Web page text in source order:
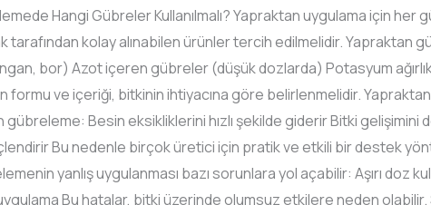
Hangi Gübreler Kullanılmalı? Yapraktan uygulama için her
kolay alınabilen ürünler tercih edilmelidir. Yapraktan
bor) Azot içeren gübreler (düşük dozlarda) Potasyum
ve içeriği, bitkinin ihtiyacına göre belirlenmelidir.
gübreleme: Besin eksikliklerini hızlı şekilde giderir Bitki
Bu nedenle birçok üretici için pratik ve etkili bir destek
yanlış uygulanması bazı sorunlara yol açabilir: Aşırı doz
Bu hatalar, bitki üzerinde olumsuz etkilere neden